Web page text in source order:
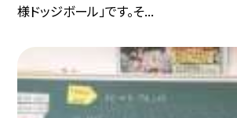
様ドッジボール」です。そ...